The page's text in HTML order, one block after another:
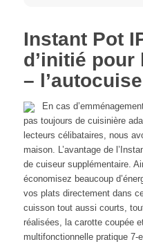
Instant Pot
d’initié
–
En cas
pas toujours de cuisinière
lecteurs célibataires, nous
maison. L’avantage de
de cuiseur supplémentaire.
économisez beaucoup
vos plats directement dans
cuisson tout aussi courts,
réalisées, la carotte coupée
multifonctionnelle pratique 7-